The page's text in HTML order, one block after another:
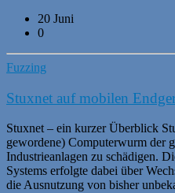
20 Juni
0
Fuzzing
Stuxnet auf mobilen
Stuxnet – ein kurzer Überblick
gewordene) Computerwurm der
Industrieanlagen zu schädigen.
Systems erfolgte dabei über
die Ausnutzung von bisher